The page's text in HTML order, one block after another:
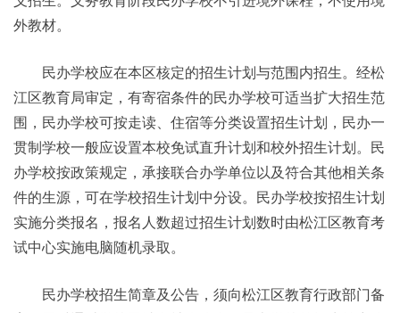
外教材。
民办学校应在本区核定的招生计划与范围内招生。经松
江区教育局审定，有寄宿条件的民办学校可适当扩大招生范
围，民办学校可按走读、住宿等分类设置招生计划，民办一
贯制学校一般应设置本校免试直升计划和校外招生计划。民
办学校按政策规定，承接联合办学单位以及符合其他相关条
件的生源，可在学校招生计划中分设。民办学校按招生计划
实施分类报名，报名人数超过招生计划数时由松江区教育考
试中心实施电脑随机录取。
民办学校招生简章及公告，须向松江区教育行政部门备